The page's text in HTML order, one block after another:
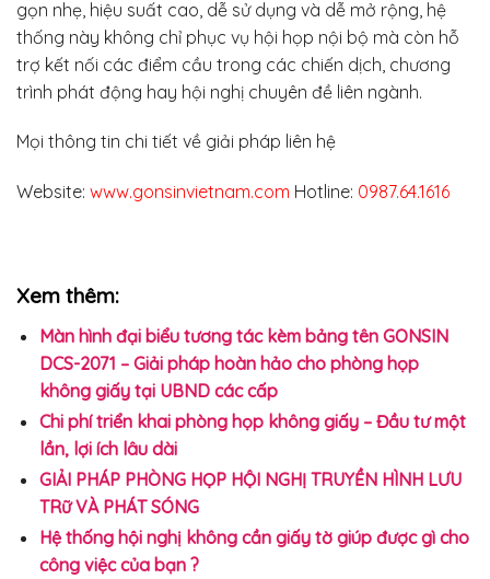
gọn nhẹ, hiệu suất cao, dễ sử dụng và dễ mở rộng, hệ
thống này không chỉ phục vụ hội họp nội bộ mà còn hỗ
trợ kết nối các điểm cầu trong các chiến dịch, chương
trình phát động hay hội nghị chuyên đề liên ngành.
Mọi thông tin chi tiết về giải pháp liên hệ
Website: www.gonsinvietnam.com Hotline: 0987.64.1616
Xem thêm:
Màn hình đại biểu tương tác kèm bảng tên GONSIN
DCS-2071 – Giải pháp hoàn hảo cho phòng họp
không giấy tại UBND các cấp
Chi phí triển khai phòng họp không giấy – Đầu tư một
lần, lợi ích lâu dài
GIẢI PHÁP PHÒNG HỌP HỘI NGHỊ TRUYỀN HÌNH LƯU
TRữ VÀ PHÁT SÓNG
Hệ thống hội nghị không cần giấy tờ giúp được gì cho
công việc của bạn ?